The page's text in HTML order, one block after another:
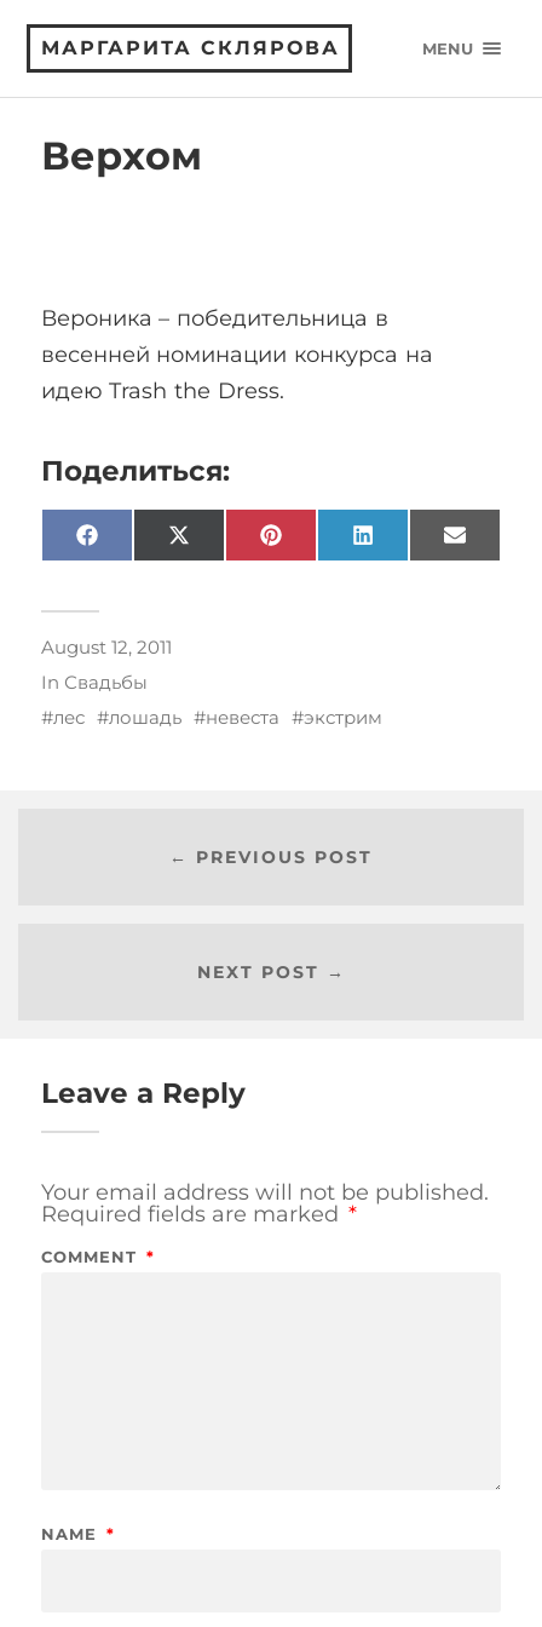
МАРГАРИТА СКЛЯРОВА MENU
Верхом
Вероника – победительница в
весенней номинации конкурса на
идею Trash the Dress.
Поделиться:
Facebook X
(Twitter)
Pinterest LinkedIn Email
August 12, 2011
In Свадьбы
лес
лошадь невеста экстрим
← PREVIOUS POST
NEXT POST →
Leave a Reply
Your email address will not be published.
Required fields are marked *
COMMENT *
NAME *